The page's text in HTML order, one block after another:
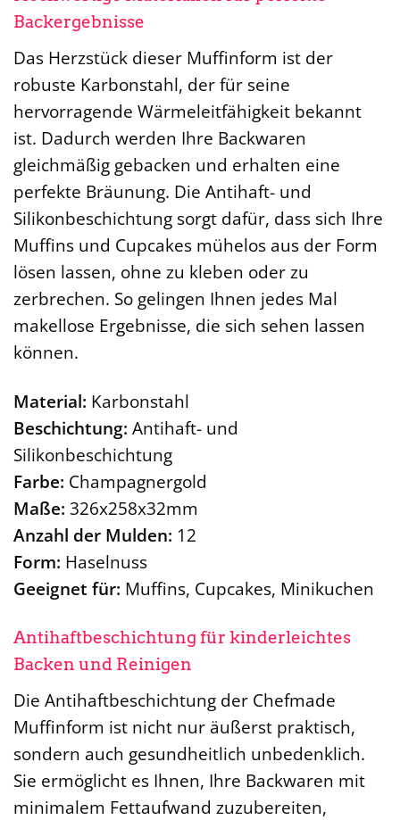
Backergebnisse
Das Herzstück dieser Muffinform ist der
robuste Karbonstahl, der für seine
hervorragende Wärmeleitfähigkeit bekannt
ist. Dadurch werden Ihre Backwaren
gleichmäßig gebacken und erhalten eine
perfekte Bräunung. Die Antihaft- und
Silikonbeschichtung sorgt dafür, dass sich Ihre
Muffins und Cupcakes mühelos aus der Form
lösen lassen, ohne zu kleben oder zu
zerbrechen. So gelingen Ihnen jedes Mal
makellose Ergebnisse, die sich sehen lassen
können.
Material: Karbonstahl
Beschichtung: Antihaft- und
Silikonbeschichtung
Farbe: Champagnergold
Maße: 326x258x32mm
Anzahl der Mulden: 12
Form: Haselnuss
Geeignet für: Muffins, Cupcakes, Minikuchen
Antihaftbeschichtung für kinderleichtes
Backen und Reinigen
Die Antihaftbeschichtung der Chefmade
Muffinform ist nicht nur äußerst praktisch,
sondern auch gesundheitlich unbedenklich.
Sie ermöglicht es Ihnen, Ihre Backwaren mit
minimalem Fettaufwand zuzubereiten,